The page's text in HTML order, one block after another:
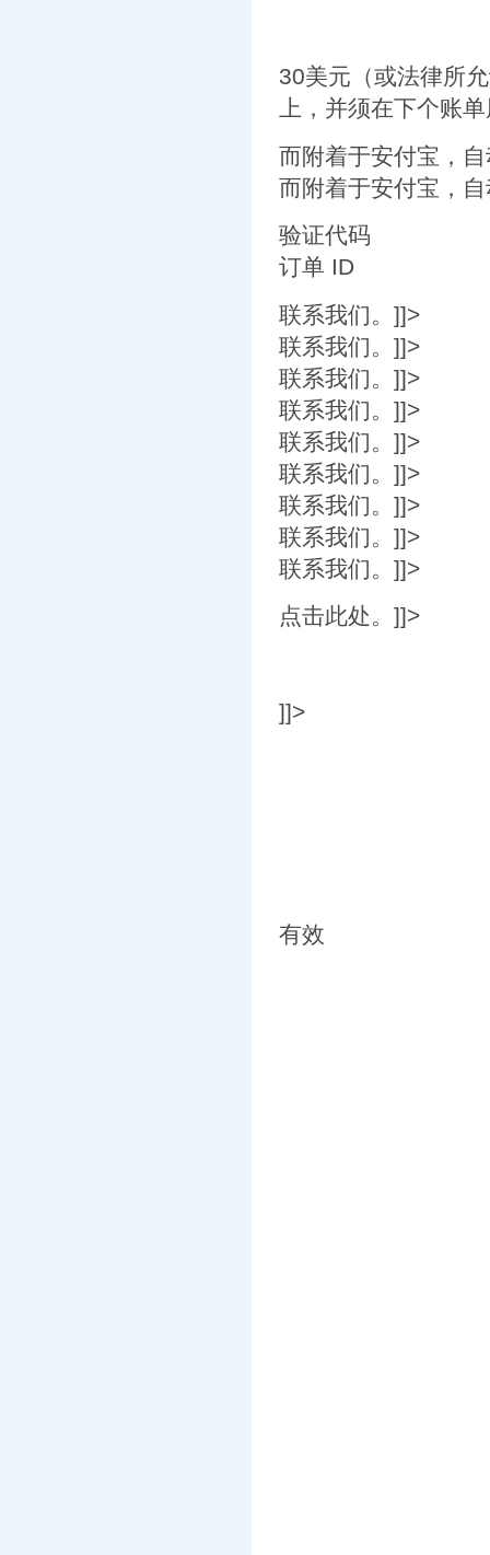
30美元（或法律所
上，并须在下个账
而附着于安付宝，
而附着于安付宝，
验证代码
订单 ID
联系我们。]]>
联系我们。]]>
联系我们。]]>
联系我们。]]>
联系我们。]]>
联系我们。]]>
联系我们。]]>
联系我们。]]>
联系我们。]]>
点击此处。]]>
]]>
有效